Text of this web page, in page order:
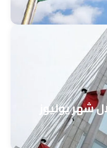
شهر يوليوز